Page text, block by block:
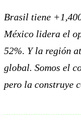
Brasil tiene
México lidera el
52%. Y la región
global. Somos el
pero la construye